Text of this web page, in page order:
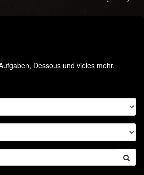
Dessous und vieles mehr.